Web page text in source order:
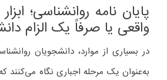
پایان نامه روانشناسی؛
واقعی یا صرفاً یک الزام
در بسیاری از موارد، دانشجویان
به‌عنوان یک مرحله اجباری نگاه می‌کنند